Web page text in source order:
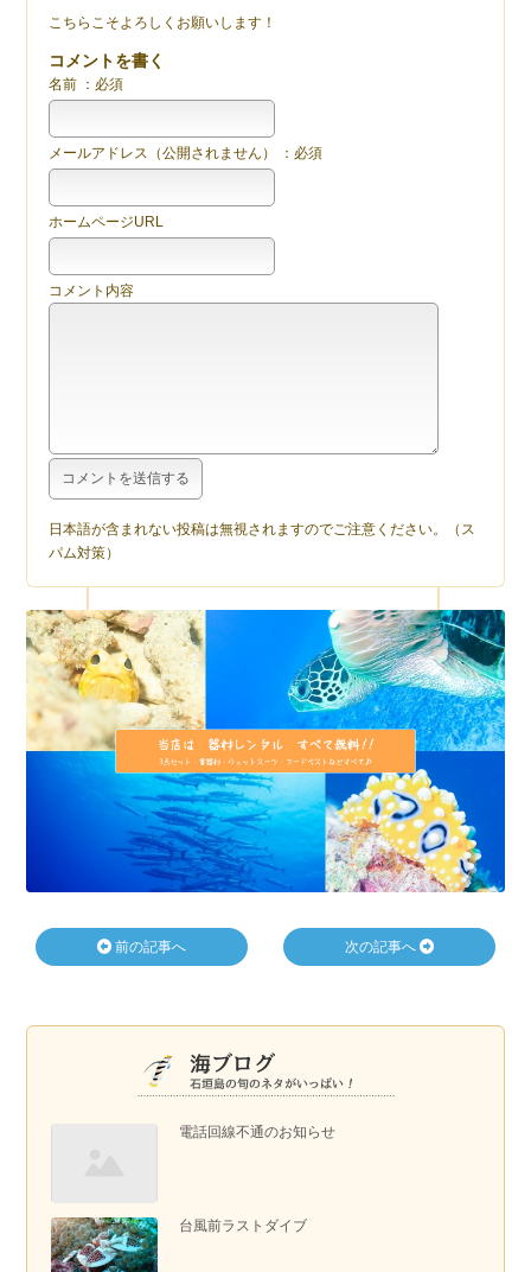
電話回線不通のお知らせ
台風前ラストダイブ
こちらこそよろしくお願いします！
コメントを書く
名前 ：必須
メールアドレス（公開されません） ：必須
ホームページURL
コメント内容
日本語が含まれない投稿は無視されますのでご注意ください。（ス
パム対策）
前の記事へ 次の記事へ